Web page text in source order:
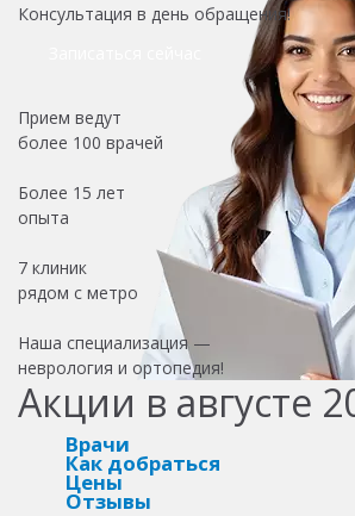
Консультация в день обращения!
Прием ведут
более 100 врачей
Более 15 лет
опыта
7 клиник
рядом с метро
Наша специализация —
неврология и ортопедия!
Акции в августе
Врачи
Как добраться
Цены
Отзывы